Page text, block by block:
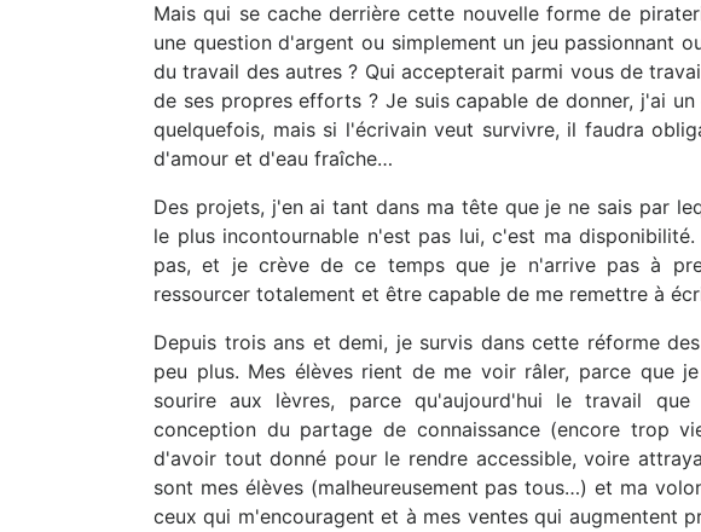
Mais qui se cache derrière cette nouvelle forme de
une question d'argent ou simplement un jeu passionnant
du travail des autres ? Qui accepterait parmi vous de
de ses propres efforts ? Je suis capable de donner, j'ai
quelquefois, mais si l'écrivain veut survivre, il faudra
d'amour et d'eau fraîche…
Des projets, j'en ai tant dans ma tête que je ne sais par
le plus incontournable n'est pas lui, c'est ma
pas, et je crève de ce temps que je n'arrive pas à
ressourcer totalement et être capable de me remettre à
Depuis trois ans et demi, je survis dans cette réforme
peu plus. Mes élèves rient de me voir râler, parce que
sourire aux lèvres, parce qu'aujourd'hui le travail
conception du partage de connaissance (encore trop
d'avoir tout donné pour le rendre accessible, voire
sont mes élèves (malheureusement pas tous…) et ma
ceux qui m'encouragent et à mes ventes qui augmentent